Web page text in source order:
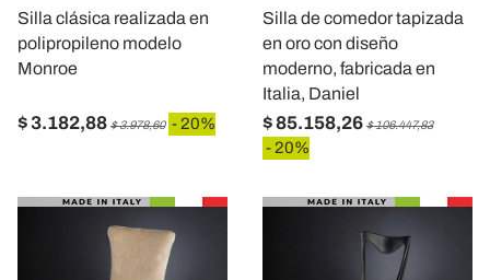
Silla clásica realizada en
polipropileno modelo
Monroe
$ 3.182,88 $ 3.978,60 - 20%
Silla de comedor tapizada
en oro con diseño
moderno, fabricada en
Italia, Daniel
$ 85.158,26 $ 106.447,83
- 20%